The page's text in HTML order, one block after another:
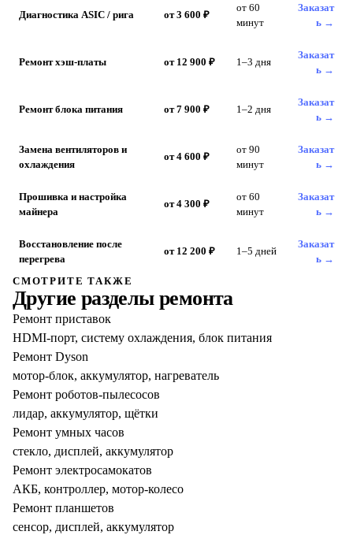
Диагностика ASIC / рига от 3 600 ₽
от 60
минут
Заказат
ь →
Ремонт хэш-платы от 12 900 ₽ 1–3 дня
Заказат
ь →
Ремонт блока питания от 7 900 ₽ 1–2 дня
Заказат
ь →
Замена вентиляторов и
охлаждения
от 4 600 ₽
от 90
минут
Заказат
ь →
Прошивка и настройка
майнера
от 4 300 ₽
от 60
минут
Заказат
ь →
Восстановление после
перегрева
от 12 200 ₽ 1–5 дней
Заказат
ь →
СМОТРИТЕ ТАКЖЕ
Другие разделы ремонта
Ремонт приставок
HDMI-порт, систему охлаждения, блок питания
Ремонт Dyson
мотор-блок, аккумулятор, нагреватель
Ремонт роботов-пылесосов
лидар, аккумулятор, щётки
Ремонт умных часов
стекло, дисплей, аккумулятор
Ремонт электросамокатов
АКБ, контроллер, мотор-колесо
Ремонт планшетов
сенсор, дисплей, аккумулятор